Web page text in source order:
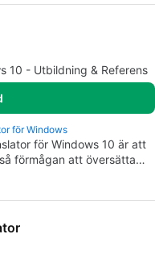
10 - Utbildning & Referens
för Windows
för Windows 10 är att
förmågan att översätta…